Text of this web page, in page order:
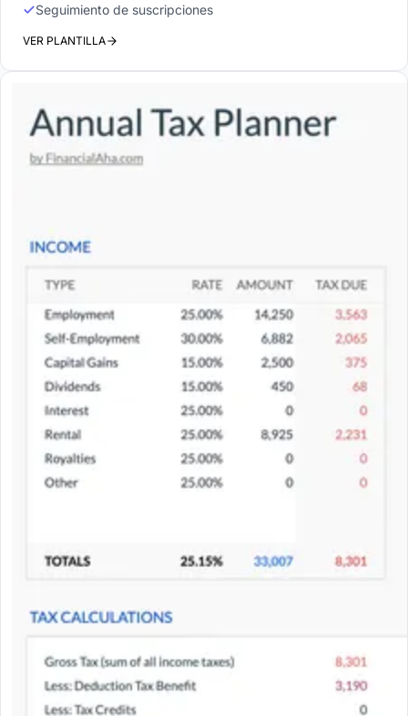
Seguimiento de suscripciones
VER PLANTILLA